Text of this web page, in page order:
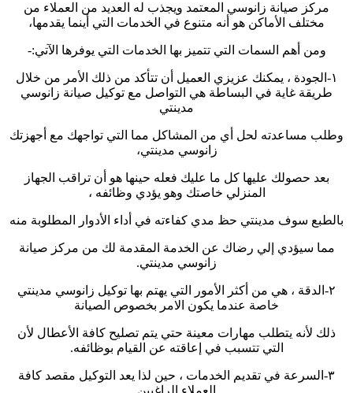
مركز صيانة زانوسي المعتمد ويجذب له العديد من العملاء من
مختلف الأماكن هو أنه متنوع في الخدمات التي أينما يقدمها،
ومن أهم السمات التي تتميز بها الخدمات التي يوفرها الآتي:-
١- الجودة ، يمكنك عزيزي العميل أن تتأكد من ذلك الأمر من خلال
طريقة غاية في البساطة هي التواصل مع توكيل صيانة زانوسي
مدينتي
وطلب مساعدته لحل أي من المشاكل مما التي تواجهك مع أجهزتك
زانوسي مدينتي،
بعد حصولك عليها كل ما عليك فعله حينها هو أن تراقب الجهاز
المنزلي خاصتك وهو يؤدي وظائفه ،
بالطبع سوف مدينتي حظ مدي كفاءته في أداء الأدوار المطلوبة منه
مما سيؤدي إلي رضاك عن الخدمة المقدمة لك من مركز صيانة
زانوسي مدينتي.
٢- الدقة ، هي من أكثر الأمور التي يهتم بها توكيل زانوسي مدينتي
خاصة عندما يكون الامر بخصوص الصيانة
ذلك لأنه يتطلب مهارات معينة حتي يتم تصليح كافة الأعطال لأن
التي تتسبب في إعاقته عن القيام بوظائفه.
٣- السرعة في تقديم الخدمات ، حين لذا يعد التوكيل مقصد كافة
العملاء الراغبين